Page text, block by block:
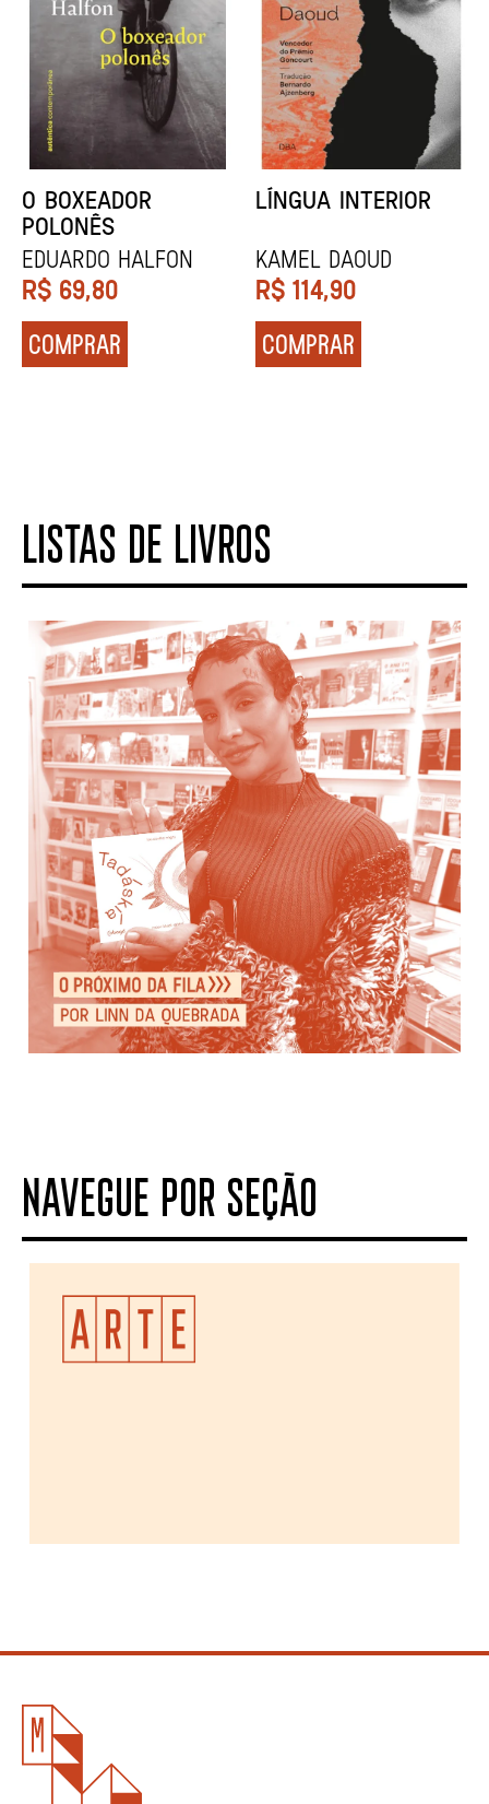
DENTES BRANCOS
Zadie Smith
R$ 129,90
COMPRAR
UCRÂNIA
Andrei Kurkov
R$ 139,90
COMPRAR
LISTAS DE LIVROS
NAVEGUE POR SEÇÃO